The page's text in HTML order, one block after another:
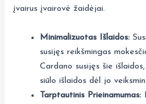
įvairus įvairovė žaidėjai.
Minimalizuotas Išlaidos:
susijęs reikšmingas
Cardano susijęs šie
siūlo išlaidos dėl jo
Tarptautinis Prieinamumas: